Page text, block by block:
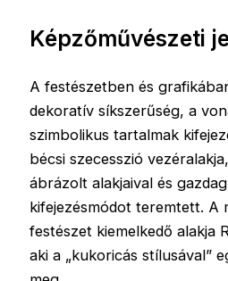
Képzőművészeti
A festészetben és
dekoratív síkszerűség, a
szimbolikus tartalmak
bécsi szecesszió
ábrázolt alakjaival és
kifejezésmódot teremtett. A
festészet kiemelkedő alakja
aki a „kukoricás stílusával”